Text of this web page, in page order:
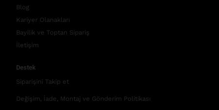
Blog
Kariyer Olanakları
Bayilik ve Toptan Sipariş
İletişim
Destek
Siparişini Takip et
Değişim, İade, Montaj ve Gönderim Politikası